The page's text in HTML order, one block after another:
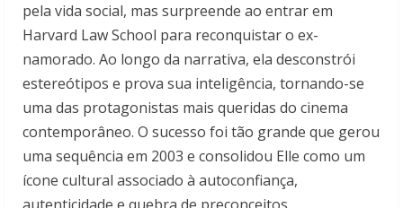
pela vida social, mas surpreende ao entrar em
Harvard Law School para reconquistar o ex-
namorado. Ao longo da narrativa, ela desconstrói
estereótipos e prova sua inteligência, tornando-se
uma das protagonistas mais queridas do cinema
contemporâneo. O sucesso foi tão grande que gerou
uma sequência em 2003 e consolidou Elle como um
ícone cultural associado à autoconfiança,